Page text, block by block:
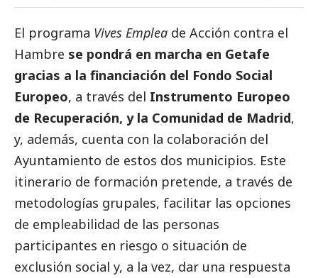
El programa Vives Emplea de Acción contra el
Hambre se pondrá en marcha en Getafe
gracias a la financiación del Fondo Social
Europeo, a través del Instrumento Europeo
de Recuperación, y la Comunidad de Madrid,
y, además, cuenta con la colaboración del
Ayuntamiento de estos dos municipios. Este
itinerario de formación pretende, a través de
metodologías grupales, facilitar las opciones
de empleabilidad de las personas
participantes en riesgo o situación de
exclusión social y, a la vez, dar una respuesta